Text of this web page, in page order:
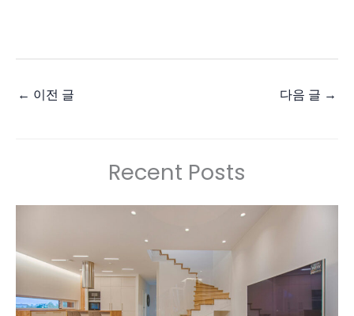
← 이전 글 다음 글 →
Recent Posts